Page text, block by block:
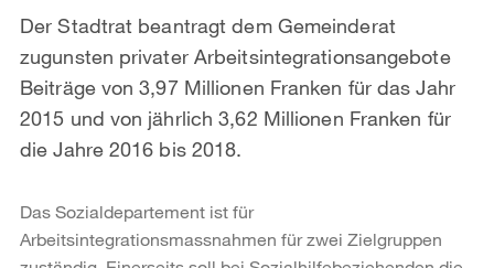
Der Stadtrat beantragt dem Gemeinderat
zugunsten privater Arbeitsintegrationsangebote
Beiträge von 3,97 Millionen Franken für das Jahr
2015 und von jährlich 3,62 Millionen Franken für
die Jahre 2016 bis 2018.
Das Sozialdepartement ist für
Arbeitsintegrationsmassnahmen für zwei Zielgruppen